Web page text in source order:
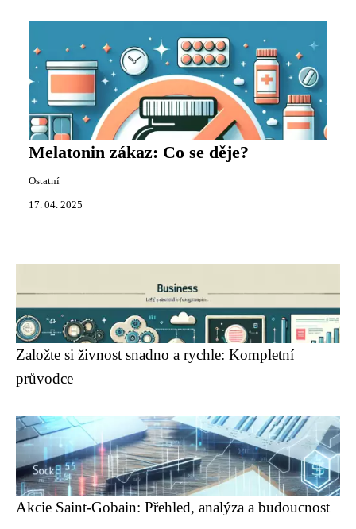
Melatonin zákaz: Co se děje?
Ostatní
17. 04. 2025
Založte si živnost snadno a rychle: Kompletní
průvodce
Akcie Saint-Gobain: Přehled, analýza a budoucnost